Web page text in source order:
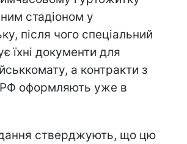
стадіоном у
після чого спеціальний
їхні документи для
а контракти з
оформляють уже в
стверджують, що цю